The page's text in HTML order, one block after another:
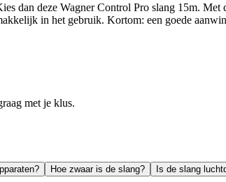
dan deze Wagner Control Pro slang 15m.
in het gebruik. Kortom: een goede
met je klus.
Hoe zwaar is de slang? Is de slang